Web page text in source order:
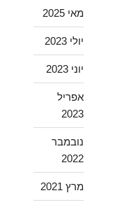
מאי 2025
יולי 2023
יוני 2023
אפריל
2023
נובמבר
2022
מרץ 2021